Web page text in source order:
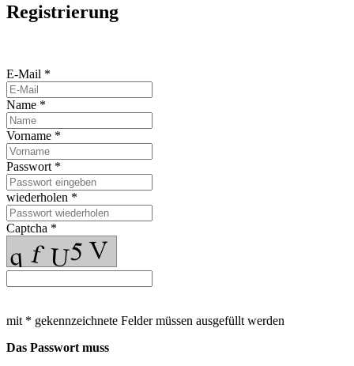
Registrierung
E-Mail *
Name *
Vorname *
Passwort *
wiederholen *
Captcha *
mit * gekennzeichnete Felder müssen ausgefüllt werden
Das Passwort muss